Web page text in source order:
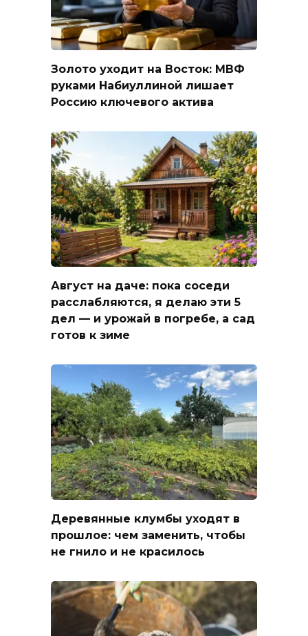
Золото уходит на Восток: МВФ
руками Набиуллиной лишает
Россию ключевого актива
Август на даче: пока соседи
расслабляются, я делаю эти 5
дел — и урожай в погребе, а сад
готов к зиме
Деревянные клумбы уходят в
прошлое: чем заменить, чтобы
не гнило и не красилось